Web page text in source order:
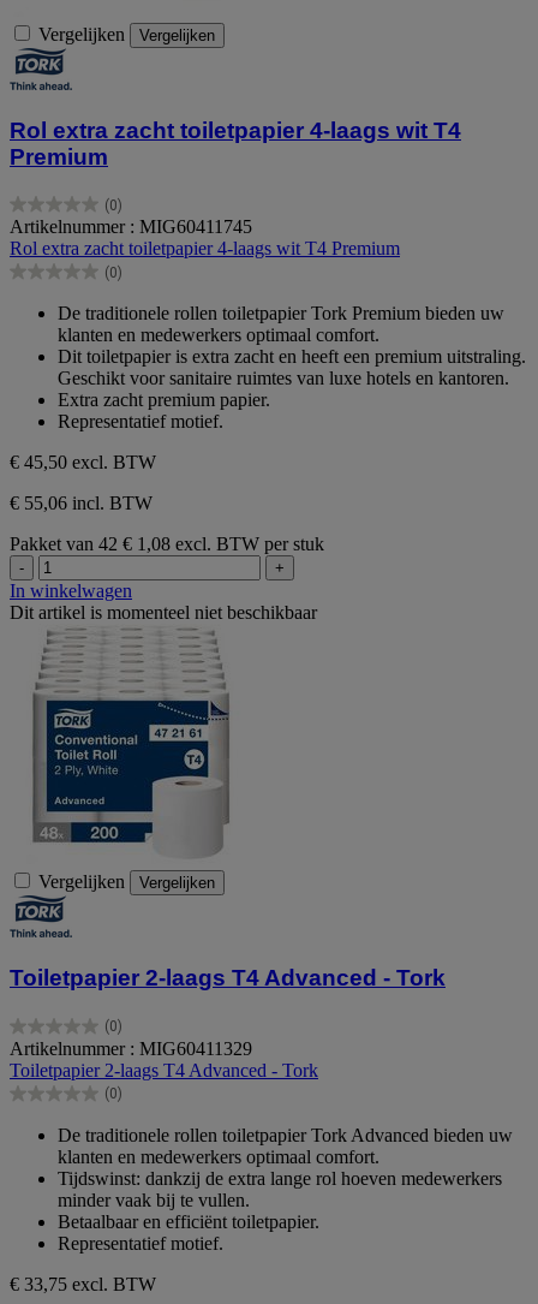
Vergelijken Vergelijken
Rol extra zacht toiletpapier 4-laags wit T4
Premium
(0)
0.0
van
de
5
Artikelnummer : MIG60411745
Rol extra zacht toiletpapier 4-laags wit T4 Premium
(0)
0.0
sterren.
De traditionele rollen toiletpapier Tork Premium bieden uw
klanten en medewerkers optimaal comfort.
Dit toiletpapier is extra zacht en heeft een premium uitstraling.
Geschikt voor sanitaire ruimtes van luxe hotels en kantoren.
Extra zacht premium papier.
Representatief motief.
€ 45,50 excl. BTW
€ 55,06 incl. BTW
Pakket van 42 € 1,08 excl. BTW per stuk
- +
In winkelwagen
Dit artikel is momenteel niet beschikbaar
Vergelijken Vergelijken
Toiletpapier 2-laags T4 Advanced - Tork
(0)
0.0
van
de
5
Artikelnummer : MIG60411329
Toiletpapier 2-laags T4 Advanced - Tork
(0)
0.0
sterren.
De traditionele rollen toiletpapier Tork Advanced bieden uw
klanten en medewerkers optimaal comfort.
Tijdswinst: dankzij de extra lange rol hoeven medewerkers
minder vaak bij te vullen.
Betaalbaar en efficiënt toiletpapier.
Representatief motief.
€ 33,75 excl. BTW